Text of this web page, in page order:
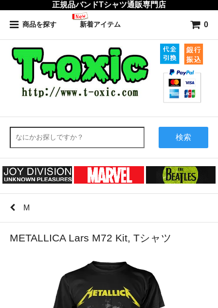
正規品バンドTシャツ通販専門店
商品を探す 新着アイテム 0
検索
M
METALLICA Lars M72 Kit, Tシャツ